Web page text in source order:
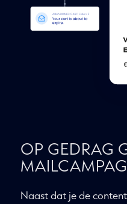
OP GEDRAG
Naast dat je de